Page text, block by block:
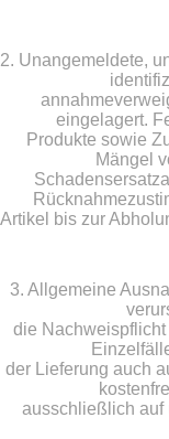
2. Unangemeldete,
eingelagert.
Produkte sowie
Mängel
Artikel bis zur
3. Allgemeine
die
der Lieferung auch
ausschließlich auf